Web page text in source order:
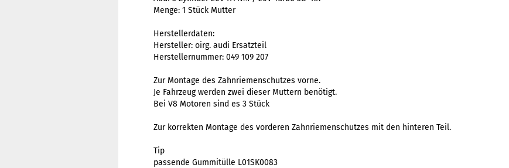
Menge: 1 Stück Mutter
Herstellerdaten:
Hersteller: oirg. audi Ersatzteil
Herstellernummer: 049 109 207
Zur Montage des Zahnriemenschutzes vorne.
Je Fahrzeug werden zwei dieser Muttern benötigt.
Bei V8 Motoren sind es 3 Stück
Zur korrekten Montage des vorderen Zahnriemenschutzes mit den hinteren Teil.
Tip
passende Gummitülle L01SK0083